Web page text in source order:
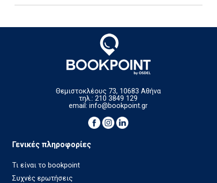
Θεμιστοκλέους 73, 10683 Αθήνα
τηλ.: 210 3849 129
email:info@bookpoint.gr
Γενικές πληροφορίες
Τι είναι το bookpoint
Συχνές ερωτήσεις